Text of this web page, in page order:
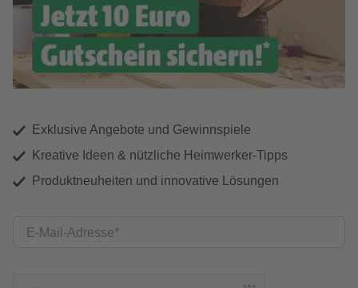
Exklusive Angebote und Gewinnspiele
Kreative Ideen & nützliche Heimwerker-Tipps
Produktneuheiten und innovative Lösungen
E-Mail-Adresse